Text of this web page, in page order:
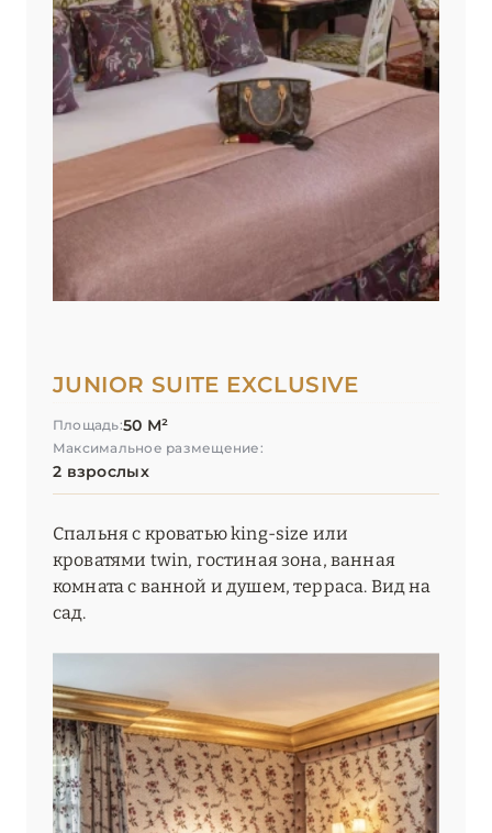
JUNIOR SUITE EXCLUSIVE
Площадь:50 М²
Максимальное размещение:
2 взрослых
Спальня с кроватью king-size или
кроватями twin, гостиная зона, ванная
комната с ванной и душем, терраса. Вид на
сад.